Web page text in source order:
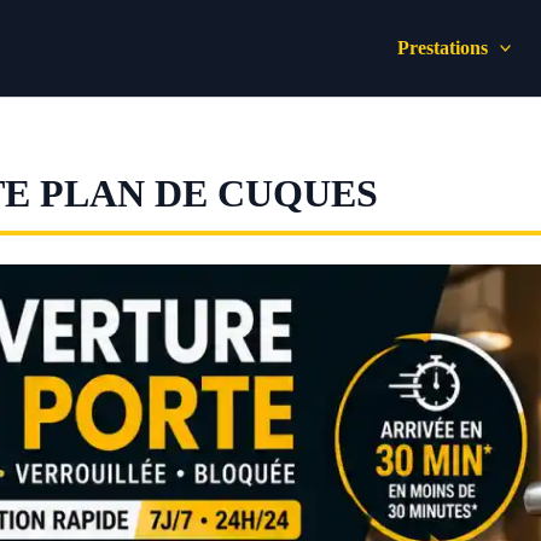
Prestations
PLAN DE CUQUES